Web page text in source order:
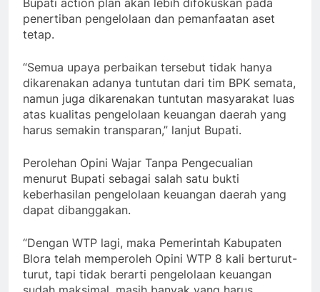
Bupati action plan akan lebih difokuskan pada
penertiban pengelolaan dan pemanfaatan aset
tetap.
“Semua upaya perbaikan tersebut tidak hanya
dikarenakan adanya tuntutan dari tim BPK semata,
namun juga dikarenakan tuntutan masyarakat luas
atas kualitas pengelolaan keuangan daerah yang
harus semakin transparan,” lanjut Bupati.
Perolehan Opini Wajar Tanpa Pengecualian
menurut Bupati sebagai salah satu bukti
keberhasilan pengelolaan keuangan daerah yang
dapat dibanggakan.
“Dengan WTP lagi, maka Pemerintah Kabupaten
Blora telah memperoleh Opini WTP 8 kali berturut-
turut, tapi tidak berarti pengelolaan keuangan